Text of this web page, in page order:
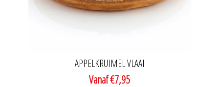
APPELKRUIMEL VLAAI
Vanaf €7,95